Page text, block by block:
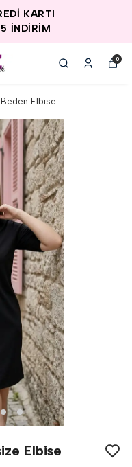
KARTI
İNDİRİM
0
Elbise
Elbise